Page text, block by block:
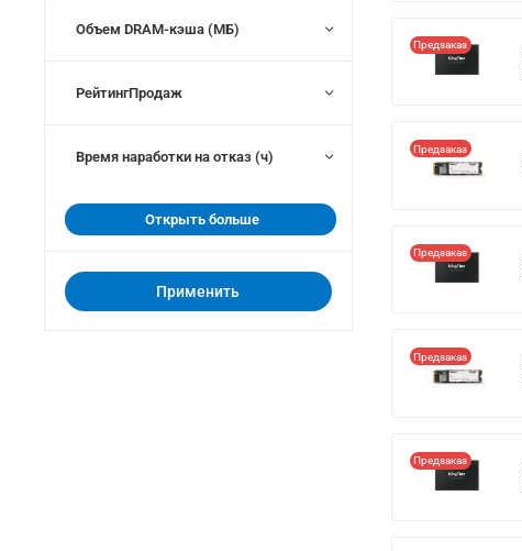
Предзаказ
Предзаказ
Предзаказ
Предзаказ
Предзаказ
Открыть больше
Объем DRAM-кэша (МБ)
РейтингПродаж
Время наработки на отказ (ч)
Применить